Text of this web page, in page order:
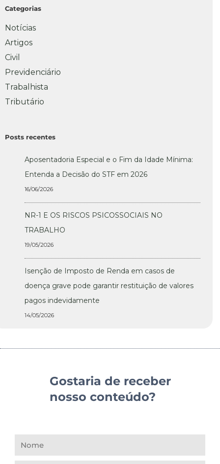
Categorias
Notícias
Artigos
Civil
Previdenciário
Trabalhista
Tributário
Posts recentes
Aposentadoria Especial e o Fim da Idade Mínima:
Entenda a Decisão do STF em 2026
16/06/2026
NR-1 E OS RISCOS PSICOSSOCIAIS NO
TRABALHO
19/05/2026
Isenção de Imposto de Renda em casos de
doença grave pode garantir restituição de valores
pagos indevidamente
14/05/2026
Gostaria de receber
nosso conteúdo?